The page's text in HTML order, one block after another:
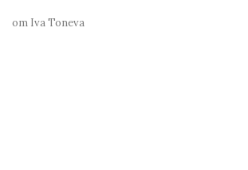
от Iva Toneva